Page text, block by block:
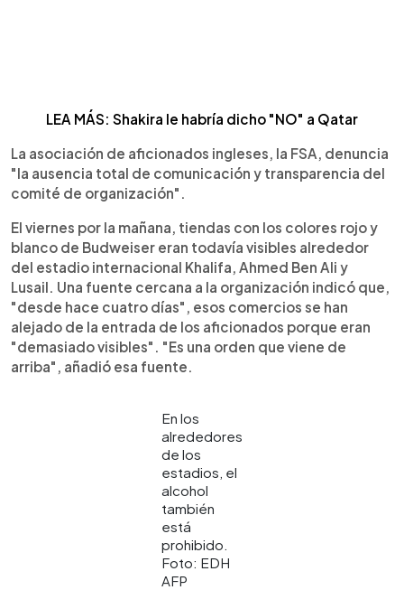
LEA MÁS: Shakira le habría dicho "NO" a Qatar
La asociación de aficionados ingleses, la FSA, denuncia
"la ausencia total de comunicación y transparencia del
comité de organización".
El viernes por la mañana, tiendas con los colores rojo y
blanco de Budweiser eran todavía visibles alrededor
del estadio internacional Khalifa, Ahmed Ben Ali y
Lusail. Una fuente cercana a la organización indicó que,
"desde hace cuatro días", esos comercios se han
alejado de la entrada de los aficionados porque eran
"demasiado visibles". "Es una orden que viene de
arriba", añadió esa fuente.
En los
alrededores
de los
estadios, el
alcohol
también
está
prohibido.
Foto: EDH
AFP